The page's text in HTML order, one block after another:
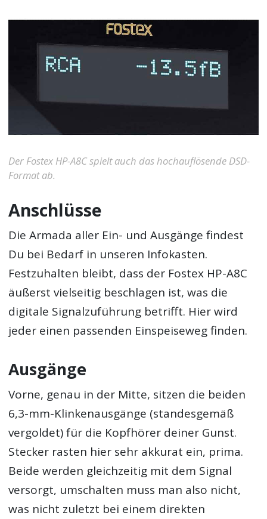
Der Fostex HP-A8C spielt auch das hochauflösende DSD-
Format ab.
Anschlüsse
Die Armada aller Ein- und Ausgänge findest
Du bei Bedarf in unseren Infokasten.
Festzuhalten bleibt, dass der Fostex HP-A8C
äußerst vielseitig beschlagen ist, was die
digitale Signalzuführung betrifft. Hier wird
jeder einen passenden Einspeiseweg finden.
Ausgänge
Vorne, genau in der Mitte, sitzen die beiden
6,3-mm-Klinkenausgänge (standesgemäß
vergoldet) für die Kopfhörer deiner Gunst.
Stecker rasten hier sehr akkurat ein, prima.
Beide werden gleichzeitig mit dem Signal
versorgt, umschalten muss man also nicht,
was nicht zuletzt bei einem direkten